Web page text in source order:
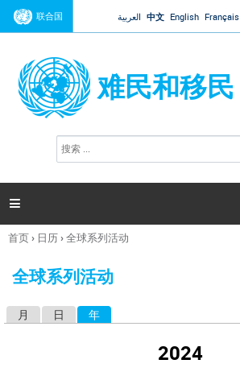
Jump to navigation
联合国 العربية 中文 English Français
难民和移民
搜
索

你
这
首页› 日历›全球系列活动
全球系列活动
月 日 年
2024